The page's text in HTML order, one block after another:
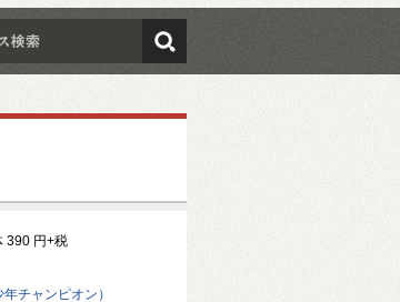
検索
390 円+税
チャンピオン）